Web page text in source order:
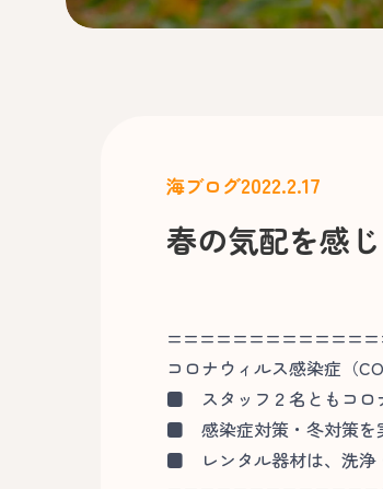
海ブログ2022.2.17
春の気配を感
コロナウィルス感染症（
■ スタッフ２名ともコ
■ 感染症対策・冬対策
■ レンタル器材は、洗